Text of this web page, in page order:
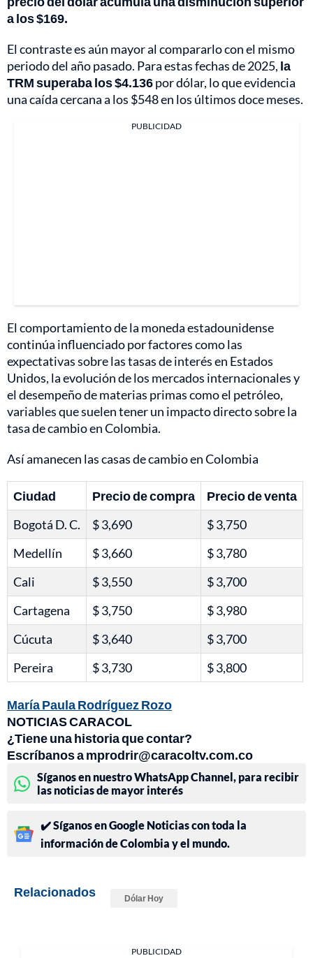
a los $169.
El contraste es aún mayor al compararlo con el mismo
periodo del año pasado. Para estas fechas de 2025, la
TRM superaba los $4.136por dólar, lo que evidencia
una caída cercana a los $548 en los últimos doce meses.
PUBLICIDAD
El comportamiento de la moneda estadounidense
continúa influenciado por factores como las
expectativas sobre las tasas de interés en Estados
Unidos, la evolución de los mercados internacionales y
el desempeño de materias primas como el petróleo,
variables que suelen tener un impacto directo sobre la
tasa de cambio en Colombia.
Así amanecen las casas de cambio en Colombia
Ciudad Precio de compra
Precio de venta
Bogotá D. C.
$ 3,690
$ 3,750
Medellín
$ 3,660
$ 3,780
Cali
$ 3,550
$ 3,700
Cartagena
$ 3,750
$ 3,980
Cúcuta
$ 3,640
$ 3,700
Pereira
$ 3,730 $ 3,800
María Paula Rodríguez Rozo
NOTICIAS CARACOL
¿Tiene una historia que contar?
Escríbanos a mprodrir@caracoltv.com.co
Síganos en nuestro WhatsApp Channel, para recibir
las noticias de mayor interés
✔️ Síganos en Google Noticias con toda la
información de Colombia y el mundo.
Relacionados Dólar Hoy
PUBLICIDAD